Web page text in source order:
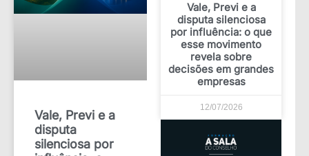
Vale, Previ e a
disputa
silenciosa por
Vale, Previ e a
disputa silenciosa
por influência: o que
esse movimento
revela sobre
decisões em grandes
empresas
12/07/2026